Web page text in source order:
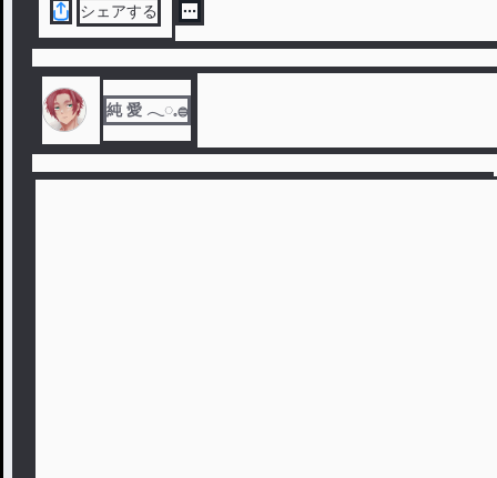
シェアする
純 愛 ︎︎𓂃◌𓈒𓐍